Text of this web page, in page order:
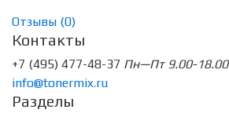
Отзывы (0)
Контакты
+7 (495) 477-48-37 Пн—Пт 9.00-18.00
info@tonermix.ru
Разделы